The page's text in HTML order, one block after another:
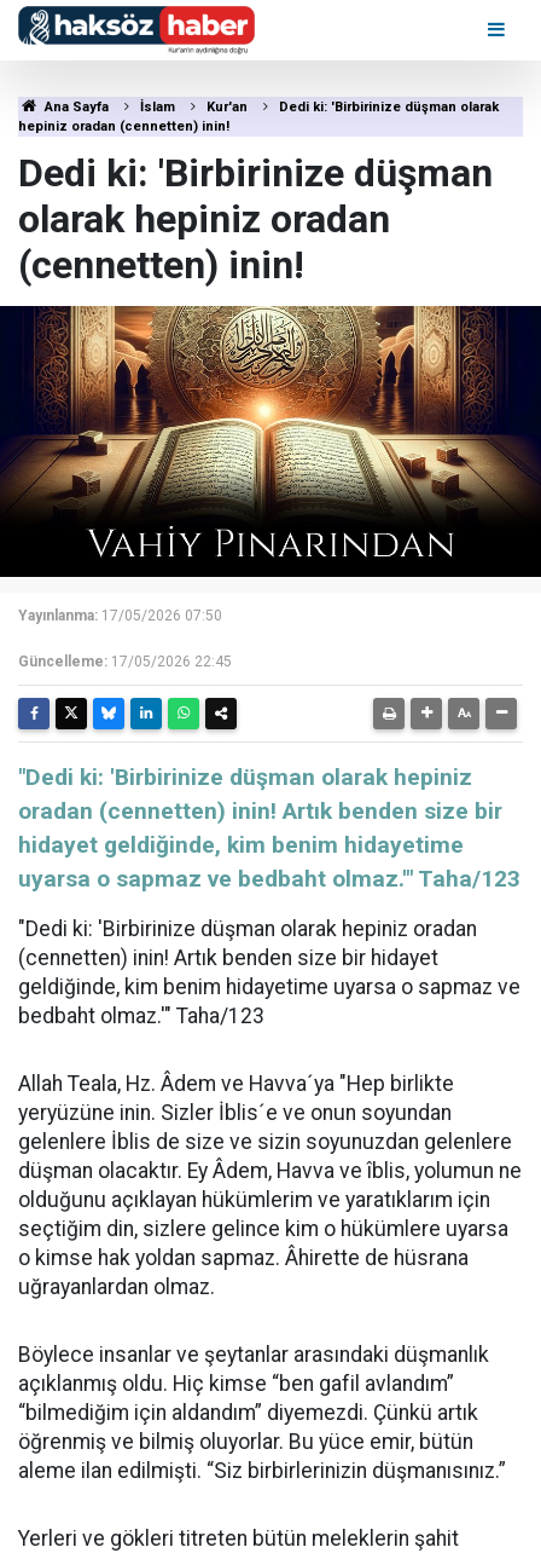
Ana Sayfa İslam Kur'an
Dedi ki: 'Birbirinize düşman olarak
hepiniz oradan (cennetten) inin!
Dedi ki: 'Birbirinize düşman
olarak hepiniz oradan
(cennetten) inin!
Yayınlanma: 17/05/2026 07:50
Güncelleme: 17/05/2026 22:45
"Dedi ki: 'Birbirinize düşman olarak hepiniz
oradan (cennetten) inin! Artık benden size bir
hidayet geldiğinde, kim benim hidayetime
uyarsa o sapmaz ve bedbaht olmaz.'" Taha/123
"Dedi ki: 'Birbirinize düşman olarak hepiniz oradan
(cennetten) inin! Artık benden size bir hidayet
geldiğinde, kim benim hidayetime uyarsa o sapmaz ve
bedbaht olmaz.'" Taha/123
Allah Teala, Hz. Âdem ve Havva´ya "Hep birlikte
yeryüzüne inin. Siz­ler İblis´e ve onun soyundan
gelenlere İblis de size ve sizin soyunuzdan gelenle­re
düşman olacaktır. Ey Âdem, Havva ve îblis, yolumun ne
olduğunu açıklayan hükümlerim ve yaratıklarım için
seçtiğim din, sizlere gelince kim o hükümlere uyarsa
o kimse hak yoldan sapmaz. Âhirette de hüsrana
uğrayanlardan olmaz.
Böylece insanlar ve şeytanlar arasındaki düşmanlık
açıklanmış oldu. Hiç kimse “ben gafil avlandım”
“bilmediğim için aldandım” diyemezdi. Çünkü artık
öğrenmiş ve bilmiş oluyorlar. Bu yüce emir, bütün
aleme ilan edilmişti. “Siz birbirlerinizin düşmanısınız.”
Yerleri ve gökleri titreten bütün meleklerin şahit